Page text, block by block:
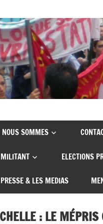
NOUS SOMMES
ELECTIONS
& LES MEDIAS
: LE MÉPRIS